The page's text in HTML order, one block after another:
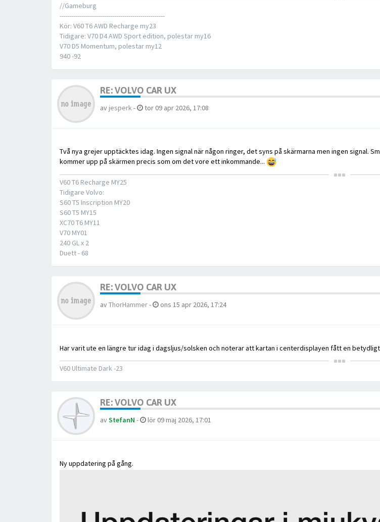
//Gameburg
----------------------------------------------------
Kör: V60 T6 AWD Recharge my23
Tidigare: V70 D4 AWD Sport edition, polestar my16
V70 D5 Momentum, polestar my12
940 -92
RE: VOLVO CAR UX
av jesperk- tor 09 apr 2026, 17:08
Två nya grejer upptäcktes idag. Ingen signal när någon ringer, det syns på skärmarna men ingen signal.
kommer upp på skärmen precis som om det vore ett inkommande...
V60 T6 Recharge MY25
Tidigare Volvo:
S60 T5 Inscription MY20
S60 T5 MY15
XC70 T6 MY11
V70 MY01
240 GL x 2
Duett - 68
RE: VOLVO CAR UX
avThorHammer- ons 15 apr 2026, 17:24
Har varit ute en längre tur idag i dagsljus/solsken och noterar att kartan i centerdisplayen fått en
V60 Ultimate Dark -23
RE: VOLVO CAR UX
avStefanN - lör 09 maj 2026, 17:01
Ny uppdatering på gång.